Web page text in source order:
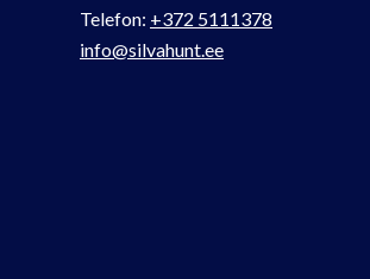
Telefon: +372 5111378
info@silvahunt.ee